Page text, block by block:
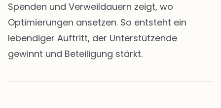
Spenden und Verweildauern zeigt, wo
Optimierungen ansetzen. So entsteht ein
lebendiger Auftritt, der Unterstützende
gewinnt und Beteiligung stärkt.